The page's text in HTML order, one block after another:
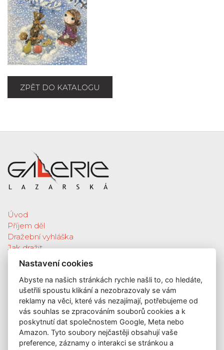
ZPĚT DO KATALOGU
Úvod
Příjem děl
Dražební vyhláška
Jak dražit
Galerie
Katalog vydražených děl
O nás
GDPR
Kontakt
KONTAKT
GALERIE LAZARSKÁ
Nastavení cookies
Abyste na našich stránkách rychle našli to, co hledáte,
ušetřili spoustu klikání a nezobrazovaly se vám
reklamy na věci, které vás nezajímají, potřebujeme od
vás souhlas se zpracováním souborů cookies a k
poskytnutí dat společnostem Google, Meta nebo
Amazon. Tyto soubory nejčastěji obsahují vaše
preference, záznamy o interakci se stránkou a